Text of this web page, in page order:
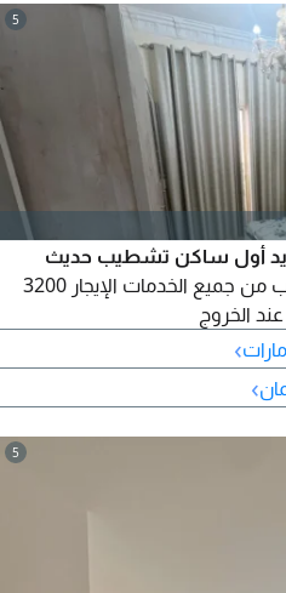
5
أول ساكن تشطيب حديث
وجاهز للسكن موقع هادئ وقريب من جميع الخدمات الإيجار 3200
›
›
5